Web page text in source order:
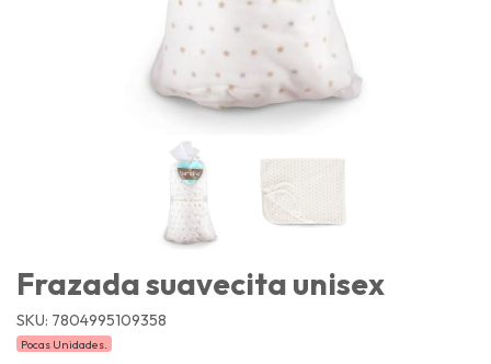
Frazada suavecita unisex
SKU: 7804995109358
Pocas Unidades.